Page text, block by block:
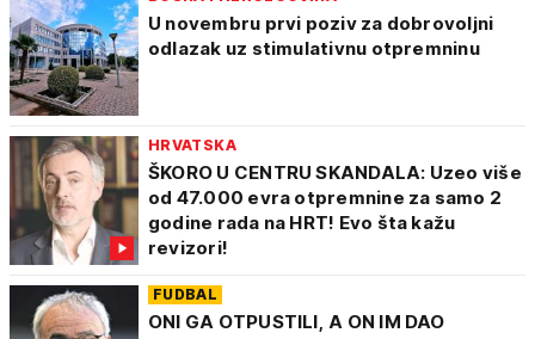
U novembru prvi poziv za dobrovolјni
odlazak uz stimulativnu otpremninu
HRVATSKA
ŠKORO U CENTRU SKANDALA: Uzeo više
od 47.000 evra otpremnine za samo 2
godine rada na HRT! Evo šta kažu
revizori!
FUDBAL
ONI GA OTPUSTILI, A ON IM DAO